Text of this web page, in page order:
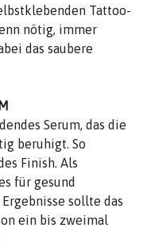
Tattoo-
nötig, immer
das saubere
Serum, das die
beruhigt. So
Finish. Als
für gesund
sollte das
ein bis zweimal